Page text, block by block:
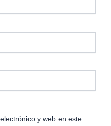
y web en este